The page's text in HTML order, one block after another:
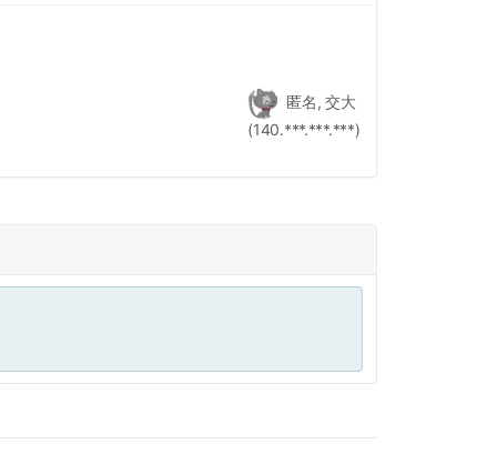
匿名, 交大
(140.***.***.***)